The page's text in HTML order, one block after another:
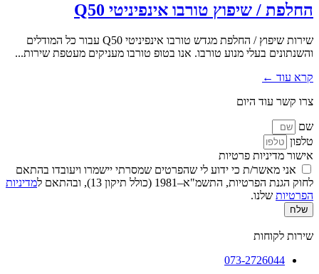
החלפת / שיפוץ טורבו אינפיניטי Q50
שירות שיפוץ / החלפת מגדש טורבו אינפיניטי Q50 עבור כל המודלים
והשנתונים בעלי מנוע טורבו. אנו בטופ טורבו מעניקים מעטפת שירות...
קרא עוד ←
צרו קשר עוד היום
שם
טלפון
אישור מדיניות פרטיות
אני מאשר/ת כי ידוע לי שהפרטים שמסרתי יישמרו ויעובדו בהתאם
לחוק הגנת הפרטיות, התשמ"א–1981 (כולל תיקון 13), ובהתאם ל
מדיניות
הפרטיות שלנו.
שלח
שירות לקוחות
073-2726044